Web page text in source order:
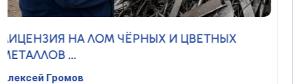
КАК ПРОДЛИТЬ ЛИЦЕНЗИЮ НА
2026 Г...
Алексей Громов